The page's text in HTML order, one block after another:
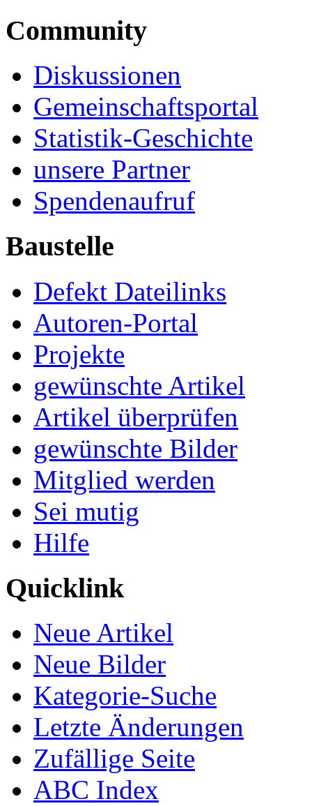
Community
Diskussionen
Gemeinschaftsportal
Statistik-Geschichte
unsere Partner
Spendenaufruf
Baustelle
Defekt Dateilinks
Autoren-Portal
Projekte
gewünschte Artikel
Artikel überprüfen
gewünschte Bilder
Mitglied werden
Sei mutig
Hilfe
Quicklink
Neue Artikel
Neue Bilder
Kategorie-Suche
Letzte Änderungen
Zufällige Seite
ABC Index